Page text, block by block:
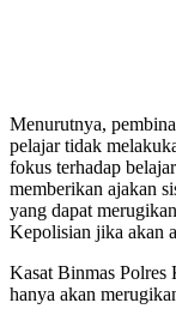
Menurutnya,
pelajar tidak
fokus terhadap
memberikan ajakan
yang dapat
Kepolisian jika akan
Kasat Binmas Polres
hanya akan